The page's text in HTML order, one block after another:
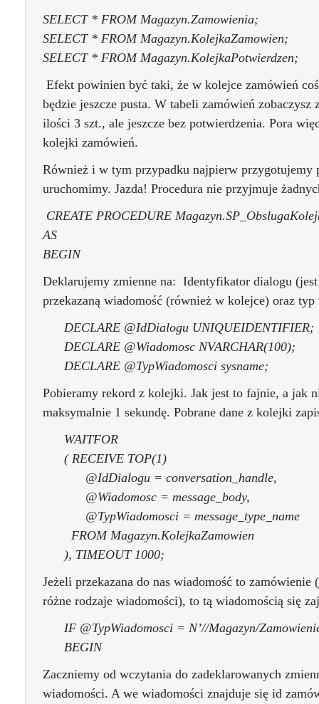
SELECT * FROM Magazyn.Zamowienia;
SELECT * FROM Magazyn.KolejkaZamowien;
SELECT * FROM Magazyn.KolejkaPotwierdzen;
Efekt powinien być taki, że w kolejce zamówień
będzie jeszcze pusta. W tabeli zamówień
ilości 3 szt., ale jeszcze bez potwierdzenia. Pora
kolejki zamówień.
Również i w tym przypadku najpierw przygotujemy
uruchomimy. Jazda! Procedura nie przyjmuje
CREATE PROCEDURE
AS
BEGIN
Deklarujemy zmienne na: Identyfikator dialogu
przekazaną wiadomość (również w kolejce) oraz
DECLARE @IdDialogu UNIQUEIDENTIFIER;
DECLARE @Wiadomosc NVARCHAR(100);
DECLARE @TypWiadomosci sysname;
Pobieramy rekord z kolejki. Jak jest to fajnie, a jak
maksymalnie 1 sekundę. Pobrane dane z kolejki
WAITFOR
( RECEIVE TOP(1)
@IdDialogu = conversation_handle,
@Wiadomosc = message_body,
@TypWiadomosci = message_type_name
FROM Magazyn.KolejkaZamowien
), TIMEOUT 1000;
Jeżeli przekazana do nas wiadomość to
różne rodzaje wiadomości), to tą wiadomością się
IF @TypWiadomosci = N’//Magazyn/
BEGIN
Zaczniemy od wczytania do zadeklarowanych
wiadomości. A we wiadomości znajduje się id